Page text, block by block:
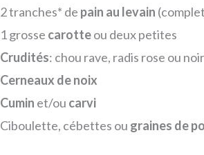
2 tranches* de pain au levain
1 grosse carotteou deux petites
Crudités: chou rave, radis rose ou noir
Cerneaux de noix
Cumin et/ou carvi
Ciboulette, cébettes ou graines de